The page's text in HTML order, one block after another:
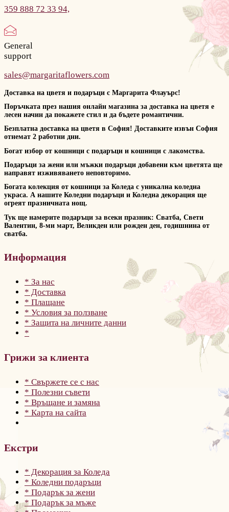
359 888 72 33 94,
General
support
sales@margaritaflowers.com
Доставка на цветя и подаръци с Маргарита Флауърс!
Поръчката през нашия онлайн магазина за доставка на цветя е
лесен начин да покажете стил и да бъдете романтични.
Безплатна доставка на цветя в София! Доставките извън София
отнемат 2 работни дни.
Богат избор от кошници с подаръци и кошници с лакомства.
Подаръци за жени или мъжки подаръци добавени към цветята ще
направят изживяването неповторимо.
Богата колекция от кошници за Коледа с уникална коледна
украса. А нашите Коледни подаръци и Коледна декорация ще
огреят празничната нощ.
Тук ще намерите подаръци за всеки празник: Сватба, Свети
Валентин, 8-ми март, Великден или рожден ден, годишнина от
сватба.
Информация
* За нас
* Доставка
* Плащане
* Условия за ползване
* Защита на личните данни
*
Грижи за клиента
* Свържете се с нас
* Полезни съвети
* Връщане и замяна
* Карта на сайта
Екстри
* Декорация за Коледа
* Коледни подаръци
* Подарък за жени
* Подарък за мъже